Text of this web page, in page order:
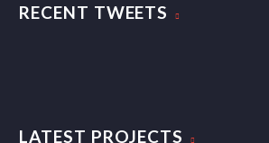
RECENT TWEETS
LATEST PROJECTS